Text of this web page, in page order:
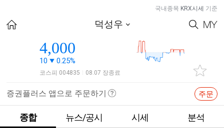
국내종목 KRX시세 기준
덕성우
4,000
10 0.25%
코스피 004835 08.07 장종료
증권플러스 앱으로 주문하기 주문
종합 뉴스/공시 시세 분석